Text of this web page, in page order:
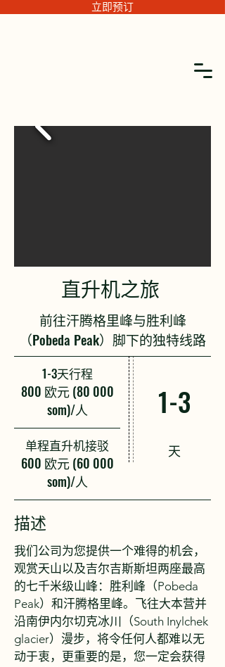
立即预订
直升机之旅
前往汗腾格里峰与胜利峰
（Pobeda Peak）脚下的独特线路
1-3天行程
单程直升机接驳
800 欧元 (80 000
som)/人
600 欧元 (60 000
som)/人
1-3
天
描述
我们公司为您提供一个难得的机会，
观赏天山以及吉尔吉斯斯坦两座最高
的七千米级山峰：胜利峰（Pobeda
Peak）和汗腾格里峰。飞往大本营并
沿南伊内尔切克冰川（South Inylchek
glacier）漫步，将令任何人都难以无
动于衷，更重要的是，您一定会获得